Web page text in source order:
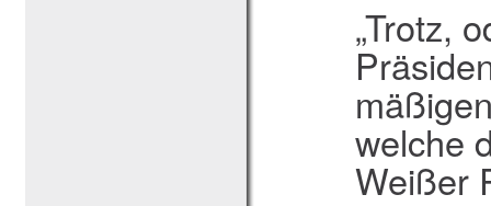
„Trotz,
welche
Weißer